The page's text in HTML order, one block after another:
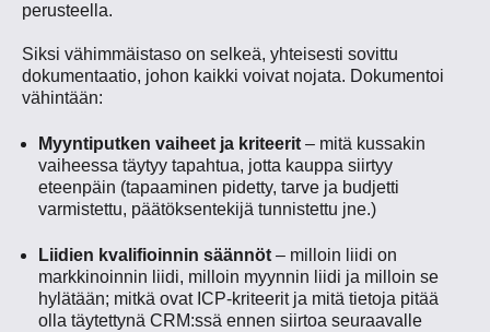
perusteella.
Siksi vähimmäistaso on selkeä, yhteisesti sovittu
dokumentaatio, johon kaikki voivat nojata. Dokumentoi
vähintään:
Myyntiputken vaiheet ja kriteerit – mitä kussakin
vaiheessa täytyy tapahtua, jotta kauppa siirtyy
eteenpäin (tapaaminen pidetty, tarve ja budjetti
varmistettu, päätöksentekijä tunnistettu jne.)
Liidien kvalifioinnin säännöt – milloin liidi on
markkinoinnin liidi, milloin myynnin liidi ja milloin se
hylätään; mitkä ovat ICP-kriteerit ja mitä tietoja pitää
olla täytettynä CRM:ssä ennen siirtoa seuraavalle